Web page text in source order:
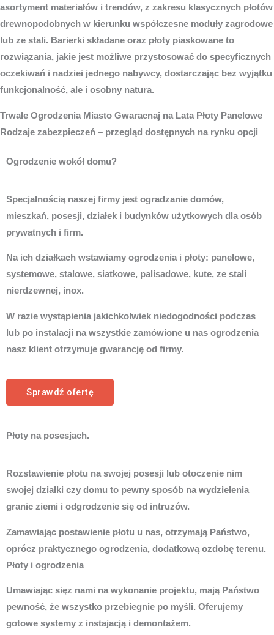
asortyment materiałów i trendów, z zakresu klasycznych płotów
drewnopodobnych w kierunku współczesne moduły zagrodowe
lub ze stali. Barierki składane oraz płoty piaskowane to
rozwiązania, jakie jest możliwe przystosować do specyficznych
oczekiwań i nadziei jednego nabywcy, dostarczając bez wyjątku
funkcjonalność, ale i osobny natura.
Trwałe Ogrodzenia Miasto Gwaracnaj na Lata Płoty Panelowe
Rodzaje zabezpieczeń – przegląd dostępnych na rynku opcji
Ogrodzenie wokół domu?
Specjalnością naszej firmy jest ogradzanie domów,
mieszkań, posesji, działek i budynków użytkowych dla osób
prywatnych i firm.
Na ich działkach wstawiamy ogrodzenia i płoty: panelowe,
systemowe, stalowe, siatkowe, palisadowe, kute, ze stali
nierdzewnej, inox.
W razie wystąpienia jakichkolwiek niedogodności podczas
lub po instalacji na wszystkie zamówione u nas ogrodzenia
nasz klient otrzymuje gwarancję od firmy.
Sprawdź ofertę
Płoty na posesjach.
Rozstawienie płotu na swojej posesji lub otoczenie nim
swojej działki czy domu to pewny sposób na wydzielenia
granic ziemi i odgrodzenie się od intruzów.
Zamawiając postawienie płotu u nas, otrzymają Państwo,
oprócz praktycznego ogrodzenia, dodatkową ozdobę terenu.
Płoty i ogrodzenia
Umawiając sięz nami na wykonanie projektu, mają Państwo
pewność, że wszystko przebiegnie po myśli. Oferujemy
gotowe systemy z instajacją i demontażem.